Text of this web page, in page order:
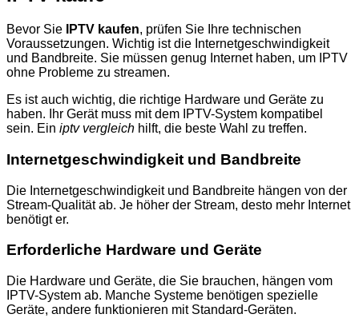
Bevor Sie IPTV kaufen, prüfen Sie Ihre technischen
Voraussetzungen. Wichtig ist die Internetgeschwindigkeit
und Bandbreite. Sie müssen genug Internet haben, um IPTV
ohne Probleme zu streamen.
Es ist auch wichtig, die richtige Hardware und Geräte zu
haben. Ihr Gerät muss mit dem IPTV-System kompatibel
sein. Ein iptv vergleich hilft, die beste Wahl zu treffen.
Internetgeschwindigkeit und Bandbreite
Die Internetgeschwindigkeit und Bandbreite hängen von der
Stream-Qualität ab. Je höher der Stream, desto mehr Internet
benötigt er.
Erforderliche Hardware und Geräte
Die Hardware und Geräte, die Sie brauchen, hängen vom
IPTV-System ab. Manche Systeme benötigen spezielle
Geräte, andere funktionieren mit Standard-Geräten.